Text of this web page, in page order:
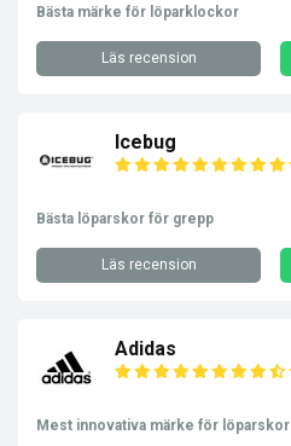
Bästa märke för löparklockor
Läs recension
Icebug
Bästa löparskor för grepp
Läs recension
Adidas
Mest innovativa märke för löparskor